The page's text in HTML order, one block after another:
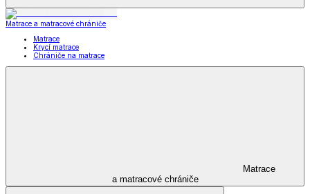
Matrace a matracové chrániče
Matrace
Krycí matrace
Chrániče na matrace
Matrace
a matracové chrániče